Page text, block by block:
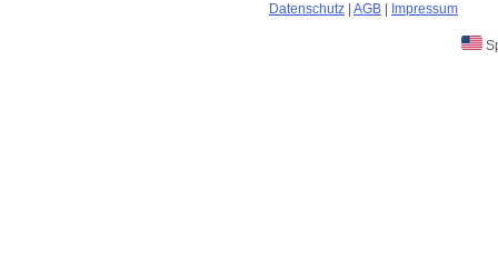
Datenschutz AGB Impressum